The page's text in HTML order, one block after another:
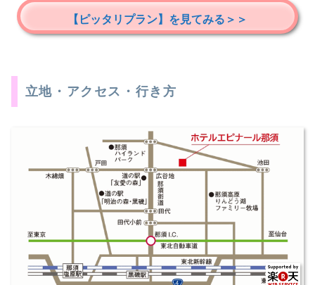
【ピッタリプラン】を見てみる＞＞
立地・アクセス・行き方